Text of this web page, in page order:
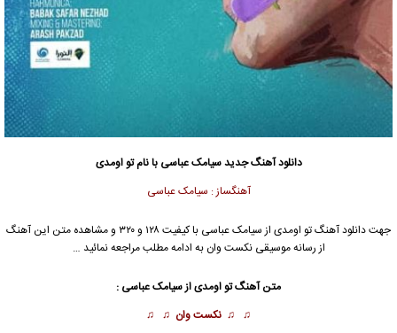
دانلود آهنگ جدیدسیامک عباسی با نام تو اومدی
آهنگساز : سیامک عباسی
جهت دانلود آهنگ تو اومدی از سیامک عباسی
با کیفیت ۱۲۸ و ۳۲۰ و مشاهده متن این آهنگ
از رسانه موسیقی نکست وان به ادامه مطلب مراجعه نمائید …
متن آهنگ تو اومدی ازسیامک عباسی :
♫ ♫ نکست وان ♫ ♫